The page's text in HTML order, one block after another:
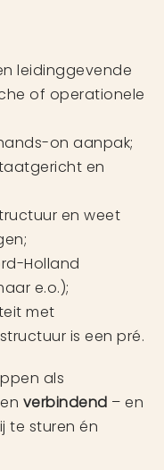
leidinggevende
of operationele
on aanpak;
en
en weet
Holland
e.o.);
met
is een pré.
als
en verbindend – en
te sturen én